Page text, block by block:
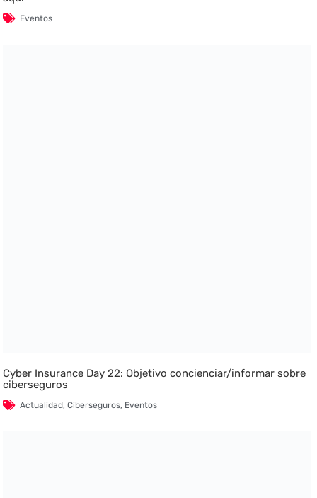
Eventos
Cyber Insurance Day 22: Objetivo concienciar/informar sobre
ciberseguros
Actualidad,Ciberseguros, Eventos